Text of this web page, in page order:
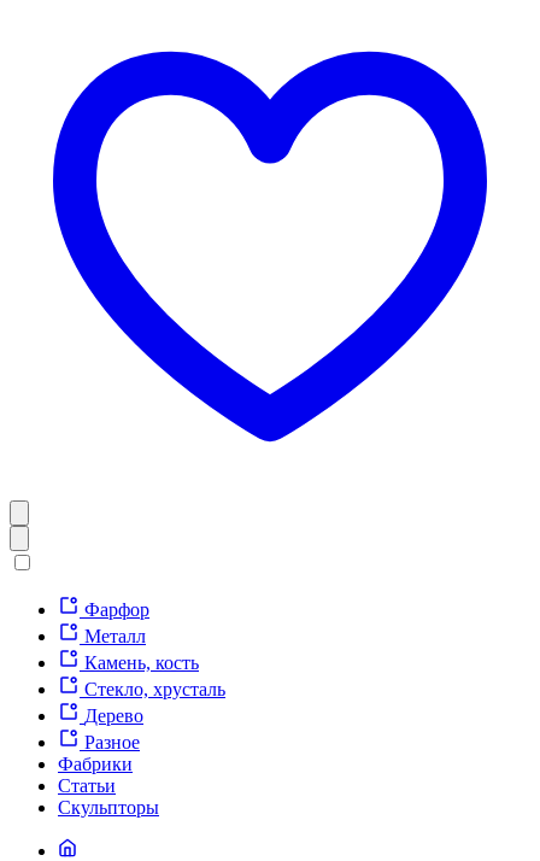
Фарфор
Металл
Камень, кость
Стекло, хрусталь
Дерево
Разное
Фабрики
Статьи
Скульпторы